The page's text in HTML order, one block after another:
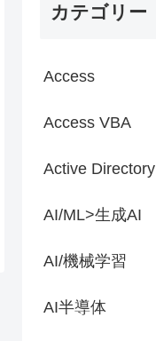
カテゴリー
Access
Access VBA
Active Directory
AI/ML>生成AI
AI/機械学習
AI半導体